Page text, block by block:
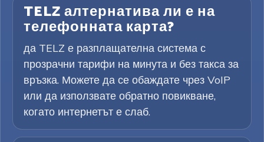
TELZ алтернатива ли е на
телефонната карта?
да TELZ е разплащателна система с
прозрачни тарифи на минута и без такса за
връзка. Можете да се обаждате чрез VoIP
или да използвате обратно повикване,
когато интернетът е слаб.